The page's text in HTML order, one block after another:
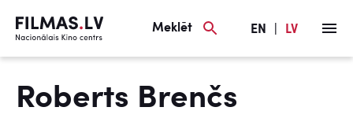
Meklēt EN LV
Roberts Brenčs